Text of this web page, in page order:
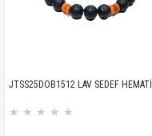
★ ★ ★ ★ ★